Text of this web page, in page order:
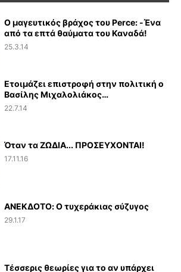
Ο μαγευτικός βράχος του Perce: -Ένα
από τα επτά θαύματα του Καναδά!
25.3.14
Ετοιμάζει επιστροφή στην πολιτική ο
Βασίλης Μιχαλολιάκος…
22.7.14
Όταν τα ΖΩΔΙΑ... ΠΡΟΣΕΥΧΟΝΤΑΙ!
17.11.16
ΑΝΕΚΔΟΤΟ: Ο τυχεράκιας σύζυγος
29.1.17
Τέσσερις θεωρίες για το αν υπάρχει